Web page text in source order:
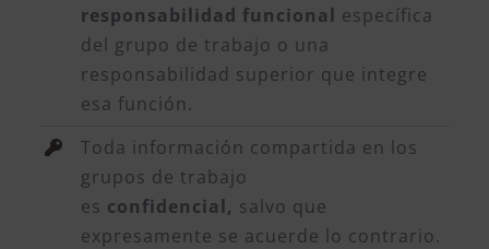
responsabilidad funcional específica
del grupo de trabajo o una
responsabilidad superior que integre
esa función.
Toda información compartida en los
grupos de trabajo
es confidencial, salvo que
expresamente se acuerde lo contrario.